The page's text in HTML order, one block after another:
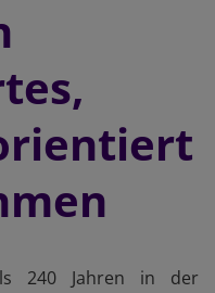
240 Jahren in der